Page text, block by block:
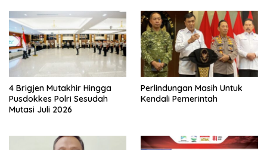
4 Brigjen Mutakhir Hingga
Pusdokkes Polri Sesudah
Mutasi Juli 2026
Perlindungan Masih Untuk
Kendali Pemerintah